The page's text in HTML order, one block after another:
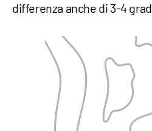
differenza anche di 3-4